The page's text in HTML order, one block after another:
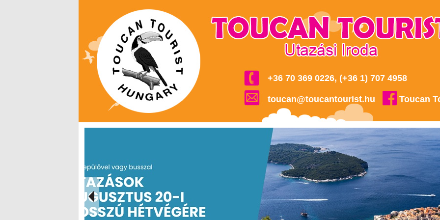
+36 70 369 0226, (+36 1) 707 4958
toucan@toucantourist.hu Toucan